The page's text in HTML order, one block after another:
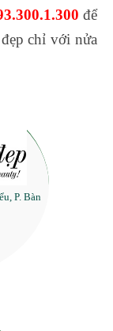
để
chỉ với nửa
P. Bàn